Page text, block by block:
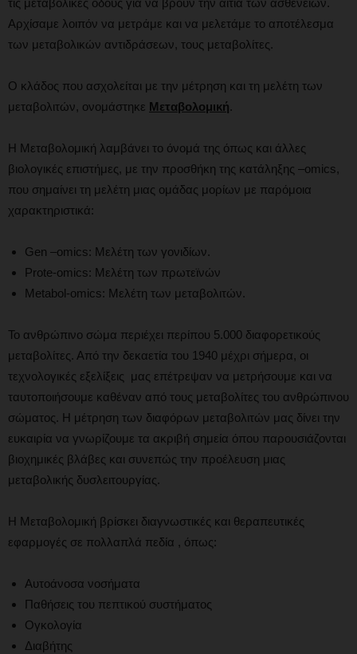
τις μεταβολικές οδούς για να βρουν την αιτία των ασθενειών.
Αρχίσαμε λοιπόν να μετράμε και να μελετάμε το αποτέλεσμα
των μεταβολικών αντιδράσεων, τους μεταβολίτες.
Ο κλάδος που ασχολείται με την μέτρηση και τη μελέτη των
μεταβολιτών, ονομάστηκε Μεταβολομική.
Η Μεταβολομική λαμβάνει το όνομά της όπως και άλλες
βιολογικές επιστήμες, με την προσθήκη της κατάληξης –omics,
που σημαίνει τη μελέτη μιας ομάδας μορίων με παρόμοια
χαρακτηριστικά:
Gen –omics: Μελέτη των γονιδίων.
Prote-omics: Μελέτη των πρωτεϊνών
Metabol-omics: Μελέτη των μεταβολιτών.
Το ανθρώπινο σώμα περιέχει περίπου 5.000 διαφορετικούς
μεταβολίτες. Από την δεκαετία του 1940 μέχρι σήμερα, οι
τεχνολογικές εξελίξεις μας επέτρεψαν να μετρήσουμε και να
ταυτοποιήσουμε καθέναν από τους μεταβολίτες του ανθρώπινου
σώματος. Η μέτρηση των διαφόρων μεταβολιτών μας δίνει την
ευκαιρία να γνωρίζουμε τα ακριβή σημεία όπου παρουσιάζονται
βιοχημικές βλάβες και συνεπώς την προέλευση μιας
μεταβολικής δυσλειτουργίας.
Η Μεταβολομική βρίσκει διαγνωστικές και θεραπευτικές
εφαρμογές σε πολλαπλά πεδία , όπως:
Αυτοάνοσα νοσήματα
Παθήσεις του πεπτικού συστήματος
Ογκολογία
Διαβήτης